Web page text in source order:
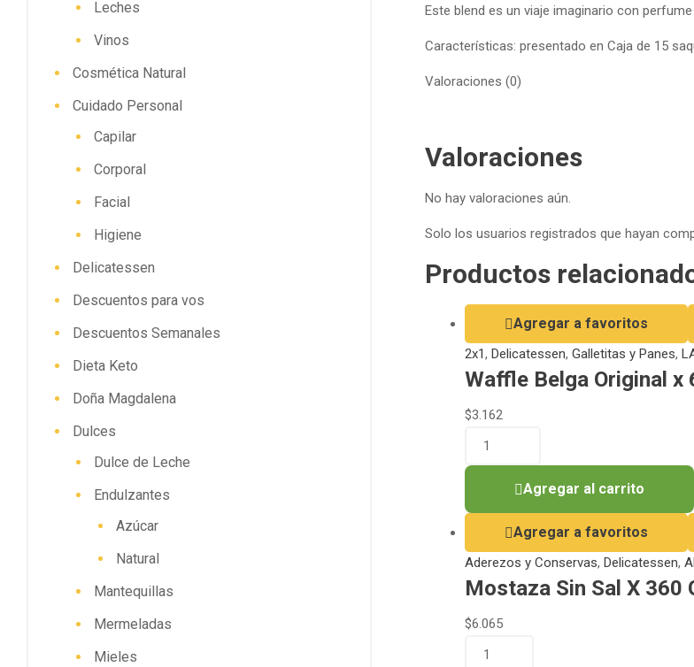
Este blend es un viaje imaginario con
Características: presentado en Caja de 15
Valoraciones (0)
Valoraciones
No hay valoraciones aún.
Solo los usuarios registrados que hayan
Productos
Agregar a favoritos
2x1, Delicatessen, Galletitas y Panes,
Waffle Belga Original x
$3.162
Agregar al carrito
Agregar a favoritos
Aderezos y Conservas, Delicatessen,
Mostaza Sin Sal X 360
$6.065
Leches
Vinos
Cosmética Natural
Cuidado Personal
Capilar
Corporal
Facial
Higiene
Delicatessen
Descuentos para vos
Descuentos Semanales
Dieta Keto
Doña Magdalena
Dulces
Dulce de Leche
Endulzantes
Azúcar
Natural
Mantequillas
Mermeladas
Mieles